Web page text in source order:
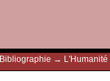
Bibliographie → L'Humanité